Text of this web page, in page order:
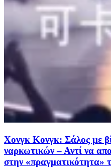
Χονγκ Κονγκ: Σάλος με
ναρκωτικών – Αντί να
στην «πραγματικότητα»